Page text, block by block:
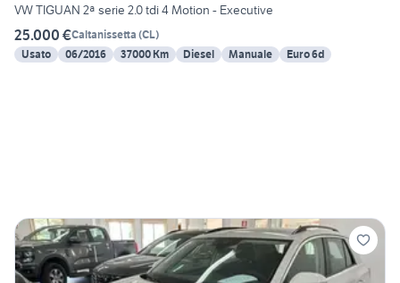
VW TIGUAN 2ª serie 2.0 tdi 4 Motion - Executive
25.000 €Caltanissetta (CL)
Usato
06/2016 37000 Km Diesel Manuale Euro 6d